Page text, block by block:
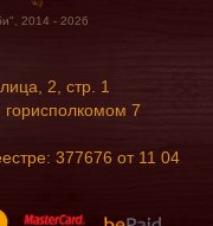
2014 - 2026
2, стр. 1
7
377676 от 11 04